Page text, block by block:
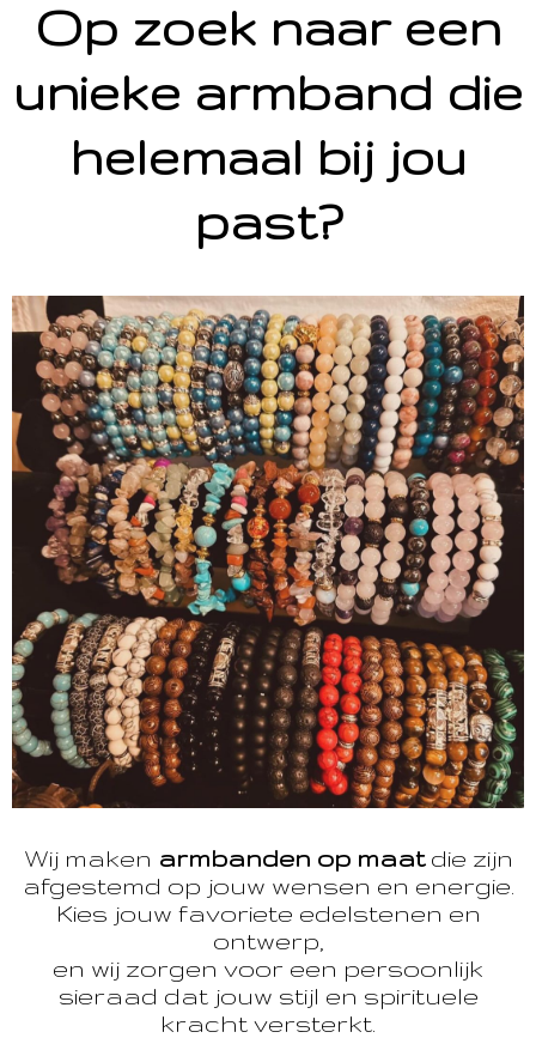
Op zoek naar een
unieke armband die
helemaal bij jou
past?
Wij maken armbanden op maatdie zijn
afgestemd op jouw wensen en energie.
Kies jouw favoriete edelstenen en
ontwerp,
en wij zorgen voor een persoonlijk
sieraad dat jouw stijl en spirituele
kracht versterkt.